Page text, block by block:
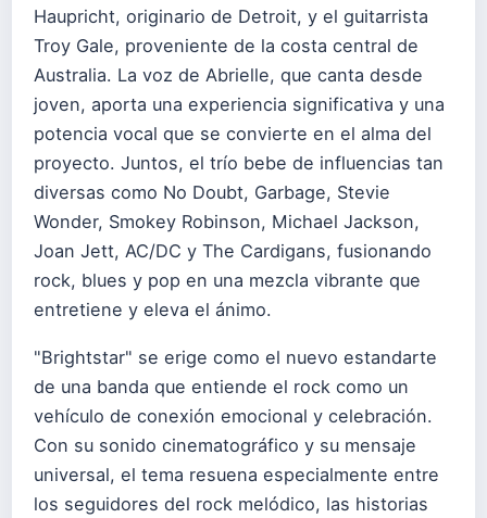
Haupricht, originario de Detroit, y el guitarrista
Troy Gale, proveniente de la costa central de
Australia. La voz de Abrielle, que canta desde
joven, aporta una experiencia significativa y una
potencia vocal que se convierte en el alma del
proyecto. Juntos, el trío bebe de influencias tan
diversas como No Doubt, Garbage, Stevie
Wonder, Smokey Robinson, Michael Jackson,
Joan Jett, AC/DC y The Cardigans, fusionando
rock, blues y pop en una mezcla vibrante que
entretiene y eleva el ánimo.
"Brightstar" se erige como el nuevo estandarte
de una banda que entiende el rock como un
vehículo de conexión emocional y celebración.
Con su sonido cinematográfico y su mensaje
universal, el tema resuena especialmente entre
los seguidores del rock melódico, las historias